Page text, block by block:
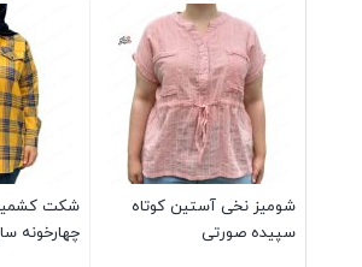
شومیز نخی آستین کوتاه
سپیده صورتی
شکت کشمیر
چهارخونه